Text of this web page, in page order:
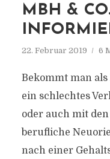
MBH &
22. Februar 2019 6
Bekommt man
ein schlechtes
oder auch mit
berufliche
nach einer